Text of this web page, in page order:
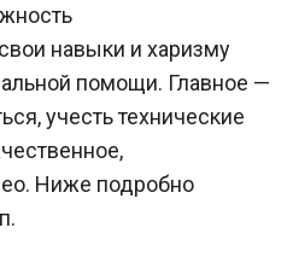
навыки и харизму
помощи. Главное —
учесть технические
Ниже подробно